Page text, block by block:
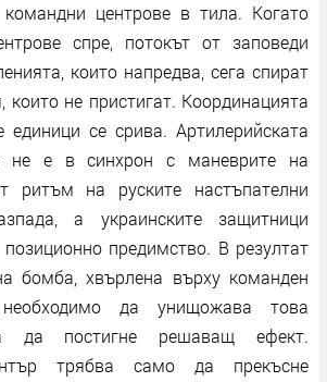
центрове в тила. Когато
спре, потокът от заповеди
които напредва, сега спират
които не пристигат. Координацията
единици се срива. Артилерийската
не е в синхрон с маневрите на
ритъм на руските настъпателни
а украинските защитници
предимство. В резултат
бомба, хвърлена върху команден
да унищожава това
да постигне решаващ ефект.
трябва само да прекъсне